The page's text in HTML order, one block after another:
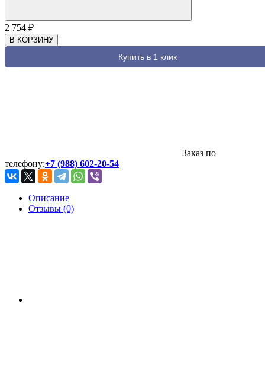
2 754 ₽
В КОРЗИНУ
Купить в 1 клик
Заказ по
телефону:+7 (988) 602-20-54
Описание
Отзывы (0)